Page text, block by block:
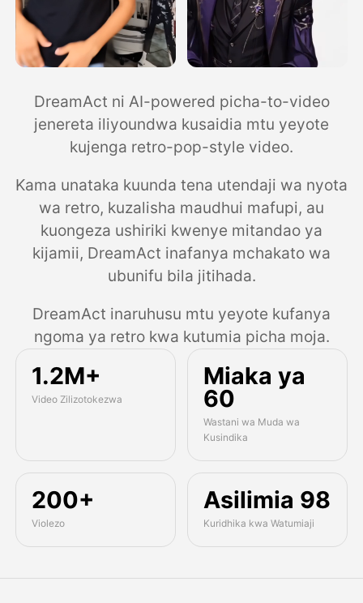
DreamAct ni AI-powered picha-to-video
jenereta iliyoundwa kusaidia mtu yeyote
kujenga retro-pop-style video.
Kama unataka kuunda tena utendaji wa nyota
wa retro, kuzalisha maudhui mafupi, au
kuongeza ushiriki kwenye mitandao ya
kijamii, DreamAct inafanya mchakato wa
ubunifu bila jitihada.
DreamAct inaruhusu mtu yeyote kufanya
ngoma ya retro kwa kutumia picha moja.
1.2M+
Video Zilizotokezwa
Miaka ya
60
Wastani wa Muda wa
Kusindika
200+
Violezo
Asilimia 98
Kuridhika kwa Watumiaji